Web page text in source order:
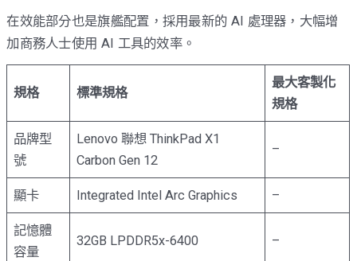
在效能部分也是旗艦配置，採用最新的 AI 處理器，大幅增
加商務人士使用 AI 工具的效率。
規格 標準規格
最大客製化
規格
品牌型
號
Lenovo 聯想 ThinkPad X1
Carbon Gen 12
–
顯卡 Integrated Intel Arc Graphics –
記憶體
容量
32GB LPDDR5x-6400 –